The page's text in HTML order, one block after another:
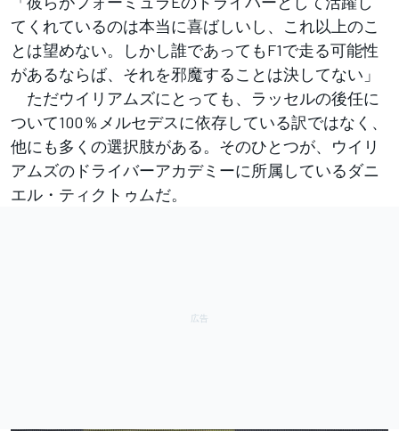
てくれているのは本当に喜ばしいし、これ以上のこ
とは望めない。しかし誰であってもF1で走る可能性
があるならば、それを邪魔することは決してない」
ただウイリアムズにとっても、ラッセルの後任に
ついて100％メルセデスに依存している訳ではなく、
他にも多くの選択肢がある。そのひとつが、ウイリ
アムズのドライバーアカデミーに所属しているダニ
エル・ティクトゥムだ。